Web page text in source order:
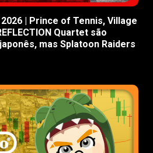
| Prince of Tennis, Village
Quartet são
mas Splatoon Raiders